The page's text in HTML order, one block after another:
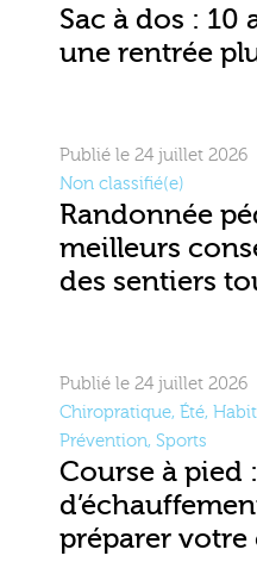
Sac à dos : 10
une rentrée
Publié le 24 juillet 2026
Non classifié(e)
Randonnée
meilleurs
des sentiers
Publié le 24 juillet 2026
Chiropratique, Été,
Prévention, Sports
Course à pied
préparer votre